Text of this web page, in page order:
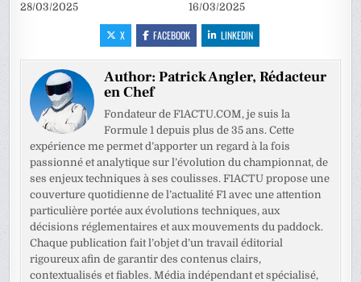
28/03/2025 16/03/2025
X FACEBOOK LINKEDIN
Author:Patrick Angler, Rédacteur
en Chef
Fondateur de F1ACTU.COM, je suis la
Formule 1 depuis plus de 35 ans. Cette
expérience me permet d’apporter un regard à la fois
passionné et analytique sur l’évolution du championnat, de
ses enjeux techniques à ses coulisses. F1ACTU propose une
couverture quotidienne de l’actualité F1 avec une attention
particulière portée aux évolutions techniques, aux
décisions réglementaires et aux mouvements du paddock.
Chaque publication fait l’objet d’un travail éditorial
rigoureux afin de garantir des contenus clairs,
contextualisés et fiables. Média indépendant et spécialisé,